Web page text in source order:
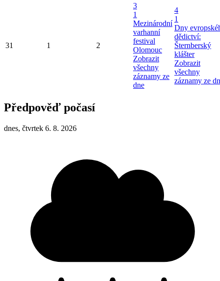
31 1 2
3
1
Mezinárodní
varhanní
festival
Olomouc
Zobrazit
všechny
záznamy ze
dne
4
1
Dny
dědictví:
Šternberský
klášter
Zobrazit
všechny
záznamy ze
Předpověď počasí
dnes, čtvrtek 6. 8. 2026